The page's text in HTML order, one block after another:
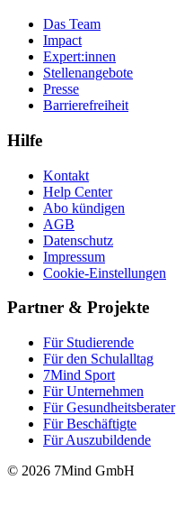
Das Team
Impact
Expert:innen
Stellenangebote
Presse
Barrierefreiheit
Hilfe
Kontakt
Help Center
Abo kündigen
AGB
Datenschutz
Impressum
Cookie-Einstellungen
Partner & Projekte
Für Stu­die­rende
Für den Schulalltag
7Mind Sport
Für Unter­neh­men
Für Gesund­heits­be­ra­ter
Für Beschäftigte
Für Auszubildende
© 2026 7Mind GmbH